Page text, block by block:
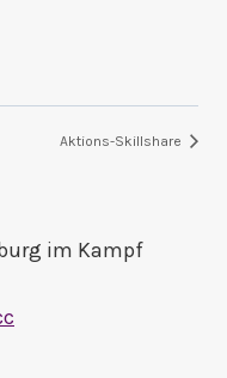
Aktions-Skillshare
im Kampf